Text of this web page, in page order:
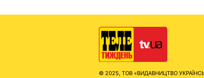
© 2025, ТОВ «ВИДАВНИЦТВО